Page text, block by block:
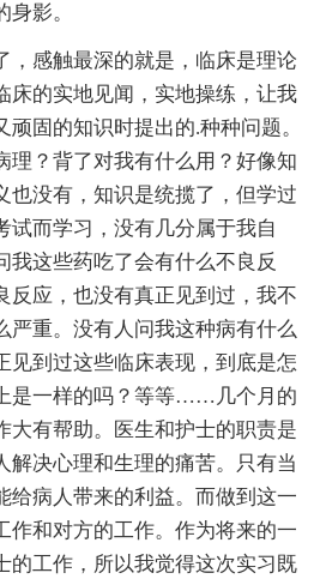
影。
，感触最深的就是，临床是理论
床的实地见闻，实地操练，让我
固的知识时提出的.种种问题。
理？背了对我有什么用？好像知
也没有，知识是统揽了，但学过
试而学习，没有几分属于我自
我这些药吃了会有什么不良反
反应，也没有真正见到过，我不
严重。没有人问我这种病有什么
见到过这些临床表现，到底是怎
是一样的吗？等等……几个月的
大有帮助。医生和护士的职责是
解决心理和生理的痛苦。只有当
给病人带来的利益。而做到这一
作和对方的工作。作为将来的一
的工作，所以我觉得这次实习既